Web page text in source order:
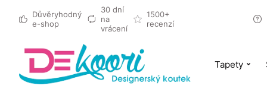
Důvěryhodný
e-shop
30 dní
na
vrácení
1500+
recenzí
Tapety